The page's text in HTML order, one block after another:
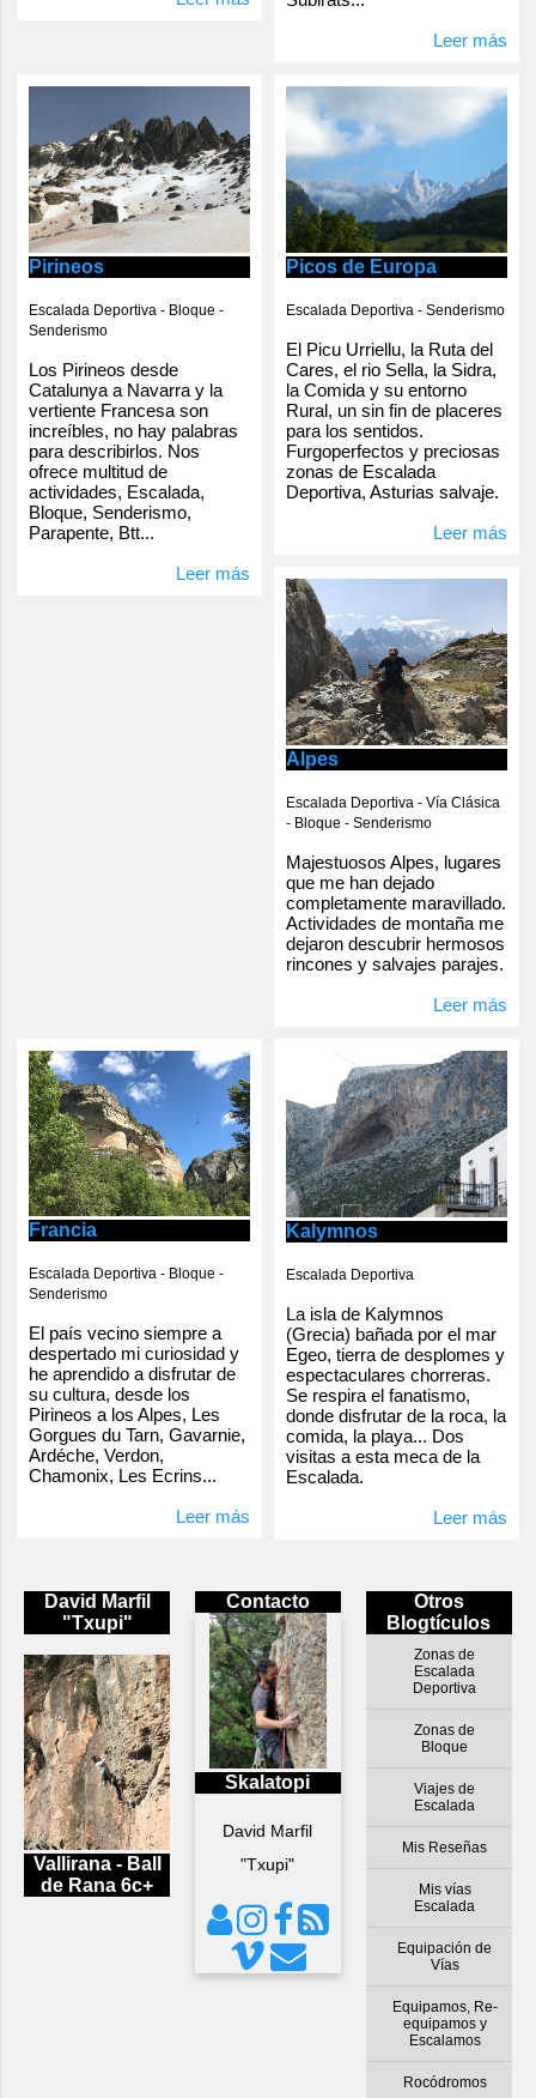
Leer más
Pirineos
Escalada Deportiva - Bloque -
Senderismo
Los Pirineos desde
Catalunya a Navarra y la
vertiente Francesa son
increíbles, no hay palabras
para describirlos. Nos
ofrece multitud de
actividades, Escalada,
Bloque, Senderismo,
Parapente, Btt...
Leer más
Picos de Europa
Escalada Deportiva - Senderismo
El Picu Urriellu, la Ruta del
Cares, el rio Sella, la Sidra,
la Comida y su entorno
Rural, un sin fin de placeres
para los sentidos.
Furgoperfectos y preciosas
zonas de Escalada
Deportiva, Asturias salvaje.
Leer más
Alpes
Escalada Deportiva - Vía Clásica
- Bloque - Senderismo
Majestuosos Alpes, lugares
que me han dejado
completamente maravillado.
Actividades de montaña me
dejaron descubrir hermosos
rincones y salvajes parajes.
Leer más
Francia
Escalada Deportiva - Bloque -
Senderismo
El país vecino siempre a
despertado mi curiosidad y
he aprendido a disfrutar de
su cultura, desde los
Pirineos a los Alpes, Les
Gorgues du Tarn, Gavarnie,
Ardéche, Verdon,
Chamonix, Les Ecrins...
Leer más
Kalymnos
Escalada Deportiva
La isla de Kalymnos
(Grecia) bañada por el mar
Egeo, tierra de desplomes y
espectaculares chorreras.
Se respira el fanatismo,
donde disfrutar de la roca, la
comida, la playa... Dos
visitas a esta meca de la
Escalada.
Leer más
Otros
Blogtículos
Zonas de
Escalada
Deportiva
Zonas de
Bloque
Viajes de
Escalada
Mis Reseñas
Mis vías
Escalada
Equipación de
Vías
Equipamos, Re-
equipamos y
Escalamos
Rocódromos
David Marfil
"Txupi"
Vallirana - Ball
de Rana 6c+
Contacto
Skalatopi
David Marfil
"Txupi"